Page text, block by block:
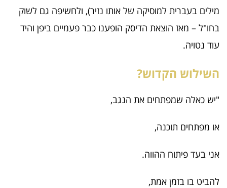
מילים בעברית למוסיקה של אותו נזיר), ולחשיפה גם לשוק
בחו"ל – מאז הוצאת הדיסק הופענו כבר פעמיים ביפן והיד
עוד נטויה.
השילוש הקדוש?
"יש כאלה שמפתחים את הנגב,
או מפתחים תוכנה,
אני בעד פיתוח ההווה.
להביט בו בזמן אמת,